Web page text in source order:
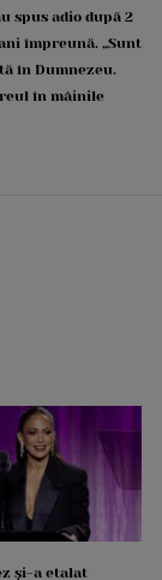
spus adio după 2
împreună. „Sunt
în Dumnezeu.
în mâinile
și-a etalat